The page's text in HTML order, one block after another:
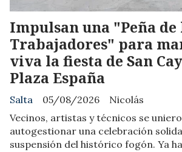
Impulsan una "Peña de
Trabajadores" para
viva la fiesta de San
Plaza España
Nicolás
Salta
05/08/2026
Vecinos, artistas y técnicos se
autogestionar una celebración
suspensión del histórico fogón. Ya